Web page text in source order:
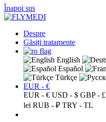
Înapoi sus
Despre
Găsiți tratamente
English
Español
Türkçe
EUR - €
EUR - € USD - $ GBP - £
lei RUB - ₽ TRY - TL